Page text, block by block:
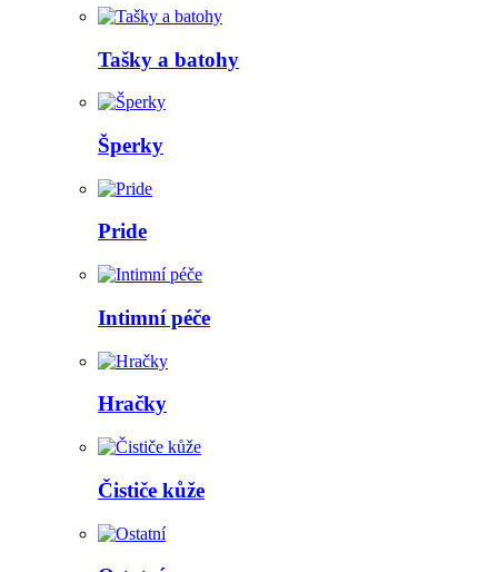
Tašky a batohy
Šperky
Pride
Intimní péče
Hračky
Čističe kůže